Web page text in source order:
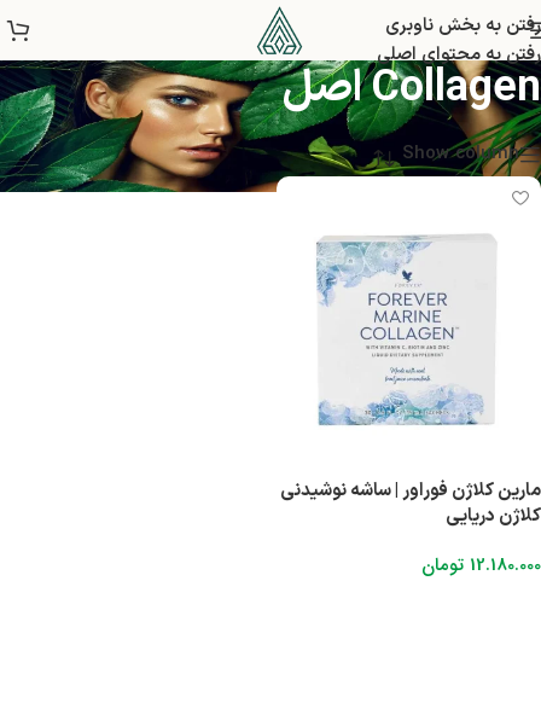
رفتن به بخش ناوبری
رفتن به محتوای اصلی
خرید بهترین Forever Marine
Collagen اصل
Show column
مارین کلاژن فوراور | ساشه نوشیدنی
کلاژن دریایی
12.180.000 تومان